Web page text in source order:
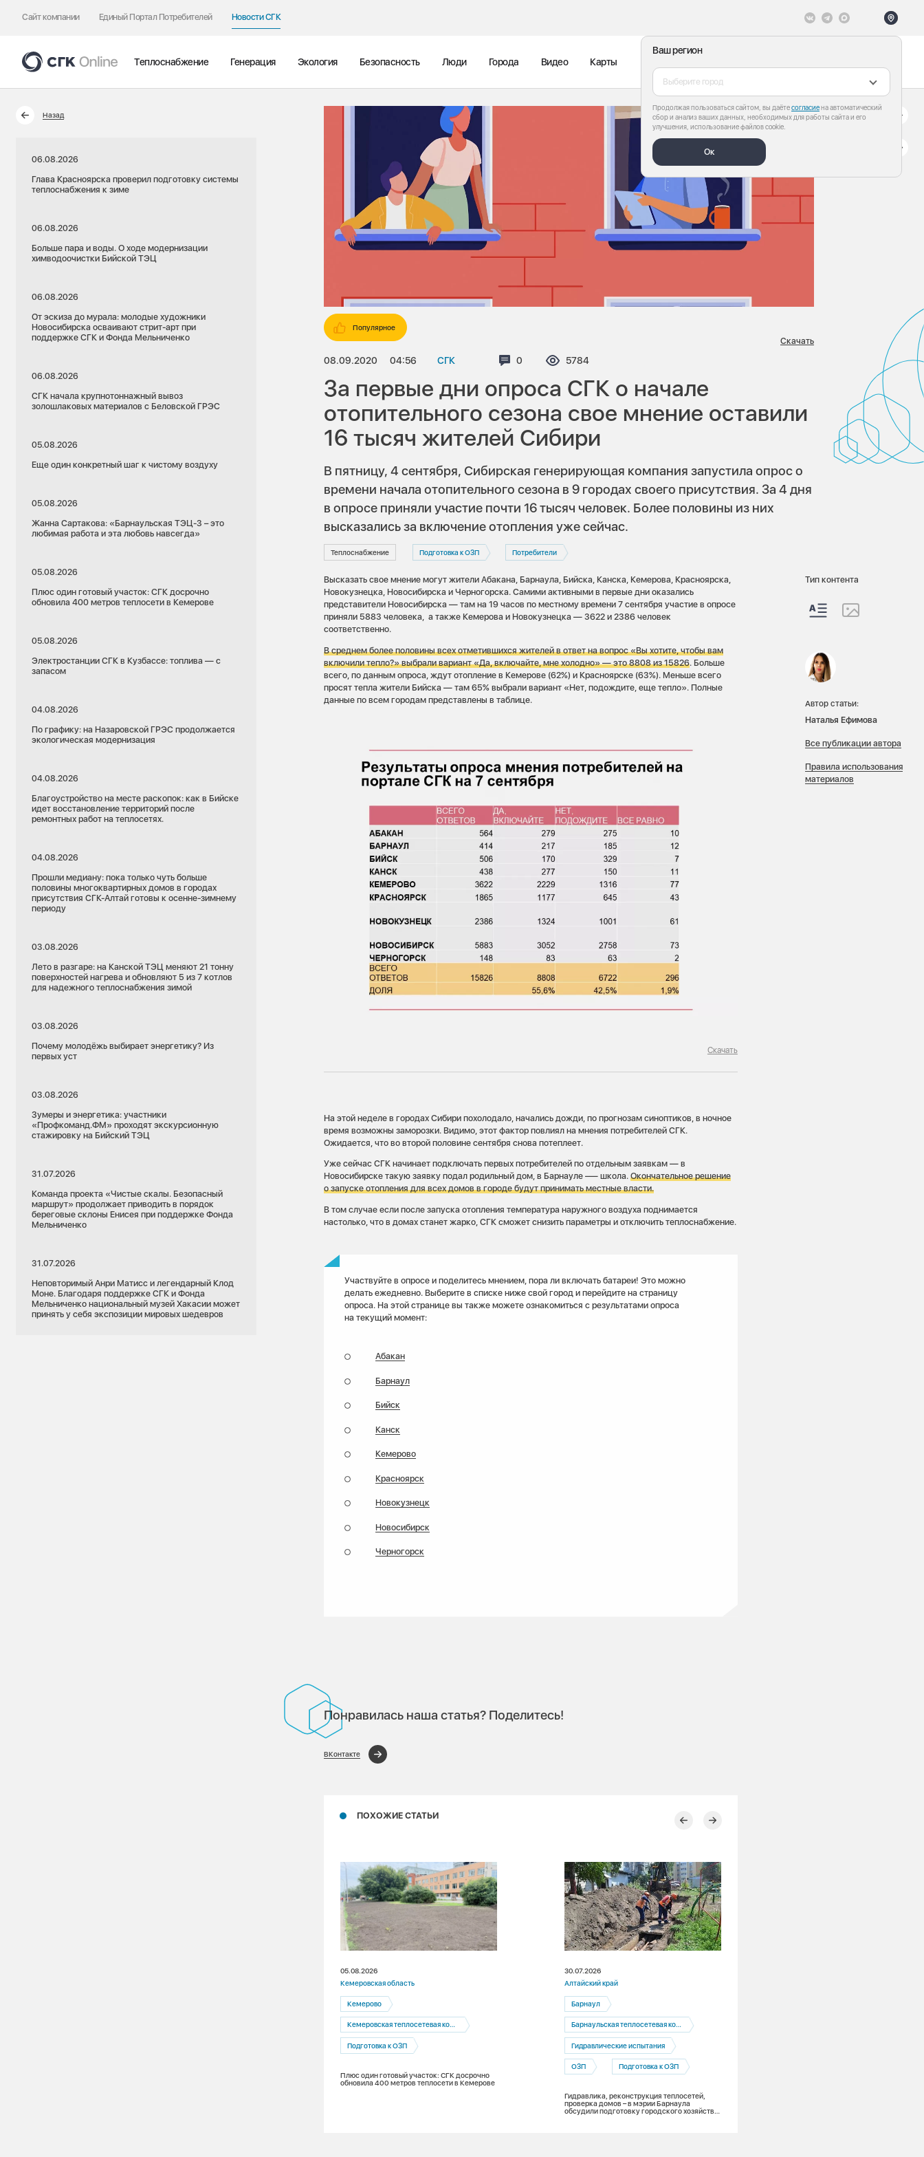
Сайт компании Единый Портал Потребителей Новости СГК
Ваш регион
Выберите город
Продолжая пользоваться сайтом, вы даётесогласиена автоматический
сбор и анализ ваших данных, необходимых для работы сайта и его
улучшения, использование файлов cookie.
Ок
Теплоснабжение Генерация Экология Безопасность Люди Города Видео Карты
Назад
06.08.2026
Глава Красноярска проверил подготовку системы
теплоснабжения к зиме
06.08.2026
Больше пара и воды. О ходе модернизации
химводоочистки Бийской ТЭЦ
06.08.2026
От эскиза до мурала: молодые художники
Новосибирска осваивают стрит-арт при
поддержке СГК и Фонда Мельниченко
06.08.2026
СГК начала крупнотоннажный вывоз
золошлаковых материалов с Беловской ГРЭС
05.08.2026
Еще один конкретный шаг к чистому воздуху
05.08.2026
Жанна Сартакова: «Барнаульская ТЭЦ-3 – это
любимая работа и эта любовь навсегда»
05.08.2026
Плюс один готовый участок: СГК досрочно
обновила 400 метров теплосети в Кемерове
05.08.2026
Электростанции СГК в Кузбассе: топлива — с
запасом
04.08.2026
По графику: на Назаровской ГРЭС продолжается
экологическая модернизация
04.08.2026
Благоустройство на месте раскопок: как в Бийске
идет восстановление территорий после
ремонтных работ на теплосетях.
04.08.2026
Прошли медиану: пока только чуть больше
половины многоквартирных домов в городах
присутствия СГК-Алтай готовы к осенне-зимнему
периоду
03.08.2026
Лето в разгаре: на Канской ТЭЦ меняют 21 тонну
поверхностей нагрева и обновляют 5 из 7 котлов
для надежного теплоснабжения зимой
03.08.2026
Почему молодёжь выбирает энергетику? Из
первых уст
03.08.2026
Зумеры и энергетика: участники
«Профкоманд.ФМ» проходят экскурсионную
стажировку на Бийский ТЭЦ
31.07.2026
Команда проекта «Чистые скалы. Безопасный
маршрут» продолжает приводить в порядок
береговые склоны Енисея при поддержке Фонда
Мельниченко
31.07.2026
Неповторимый Анри Матисс и легендарный Клод
Моне. Благодаря поддержке СГК и Фонда
Мельниченко национальный музей Хакасии может
принять у себя экспозиции мировых шедевров
Популярное
08.09.2020 04:56 СГК Комментариев:
0 Просмотров:
5784
Скачать
За первые дни опроса СГК о начале
отопительного сезона свое мнение оставили
16 тысяч жителей Сибири
В пятницу, 4 сентября, Сибирская генерирующая компания запустила опрос о
времени начала отопительного сезона в 9 городах своего присутствия. За 4 дня
в опросе приняли участие почти 16 тысяч человек. Более половины из них
высказались за включение отопления уже сейчас.
Теплоснабжение Подготовка к ОЗП Потребители
Высказать свое мнение могут жители Абакана, Барнаула, Бийска, Канска, Кемерова, Красноярска,
Новокузнецка, Новосибирска и Черногорска. Самими активными в первые дни оказались
представители Новосибирска — там на 19 часов по местному времени 7 сентября участие в опросе
приняли 5883 человека, а также Кемерова и Новокузнецка — 3622 и 2386 человек
соответственно.
В среднем более половины всех отметившихся жителей в ответ на вопрос «Вы хотите, чтобы вам
включили тепло?» выбрали вариант «Да, включайте, мне холодно» — это 8808 из 15826. Больше
всего, по данным опроса, ждут отопление в Кемерове (62%) и Красноярске (63%). Меньше всего
просят тепла жители Бийска — там 65% выбрали вариант «Нет, подождите, еще тепло». Полные
данные по всем городам представлены в таблице.
Скачать
На этой неделе в городах Сибири похолодало, начались дожди, по прогнозам синоптиков, в ночное
время возможны заморозки. Видимо, этот фактор повлиял на мнения потребителей СГК.
Ожидается, что во второй половине сентября снова потеплеет.
Уже сейчас СГК начинает подключать первых потребителей по отдельным заявкам — в
Новосибирске такую заявку подал родильный дом, в Барнауле –— школа.Окончательное решение
о запуске отопления для всех домов в городе будут принимать местные власти.
В том случае если после запуска отопления температура наружного воздуха поднимается
настолько, что в домах станет жарко, СГК сможет снизить параметры и отключить теплоснабжение.
Участвуйте в опросе и поделитесь мнением, пора ли включать батареи! Это можно
делать ежедневно. Выберите в списке ниже свой город и перейдите на страницу
опроса. На этой странице вы также можете ознакомиться с результатами опроса
на текущий момент:
Абакан
Барнаул
Бийск
Канск
Кемерово
Красноярск
Новокузнецк
Новосибирск
Черногорск
Понравилась наша статья? Поделитесь!
ВКонтакте
ПОХОЖИЕ СТАТЬИ
05.08.2026
Кемеровская область
Кемерово
Кемеровская теплосетевая компания
Подготовка к ОЗП
Плюс один готовый участок: СГК досрочно
обновила 400 метров теплосети в Кемерове
30.07.2026
Алтайский край
Барнаул
Барнаульская теплосетевая компания
Гидравлические испытания
ОЗП Подготовка к ОЗП
Гидравлика, реконструкция теплосетей,
проверка домов – в мэрии Барнаула
обсудили подготовку городского хозяйства
Тип контента
Автор статьи:
Наталья Ефимова
Все публикации автора
Правила использования
материалов